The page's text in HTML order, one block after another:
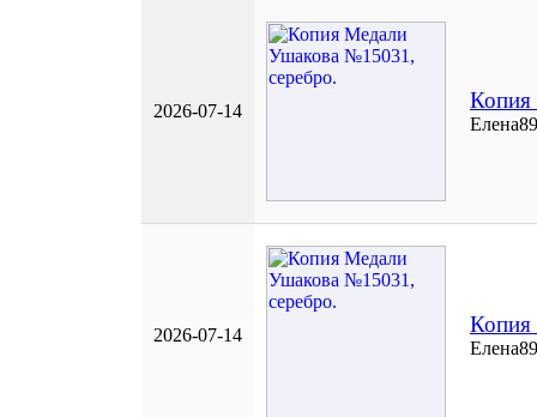
2026-07-14 Копия
2026-07-14 Копия